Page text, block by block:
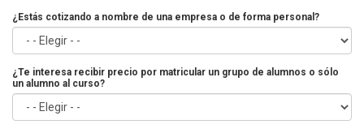
¿Estás cotizando a nombre de una empresa o de forma personal?
¿Te interesa recibir precio por matricular un grupo de alumnos o sólo
un alumno al curso?